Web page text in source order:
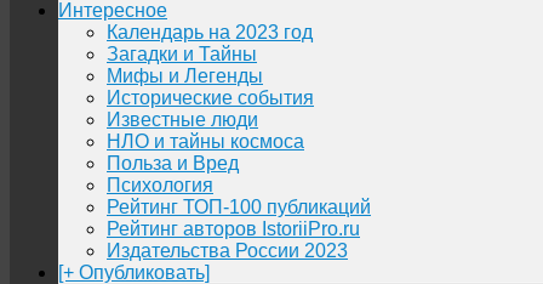
Интересное
Календарь на 2023 год
Загадки и Тайны
Мифы и Легенды
Исторические события
Известные люди
НЛО и тайны космоса
Польза и Вред
Психология
Рейтинг ТОП-100 публикаций
Рейтинг авторов IstoriiPro.ru
Издательства России 2023
[+ Опубликовать]